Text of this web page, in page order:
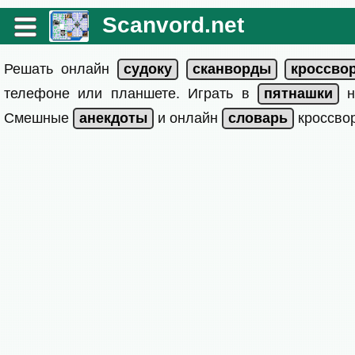
Scanvord.net
Решать онлайн
телефоне или планшете. Играть в
Смешные
и онлайн